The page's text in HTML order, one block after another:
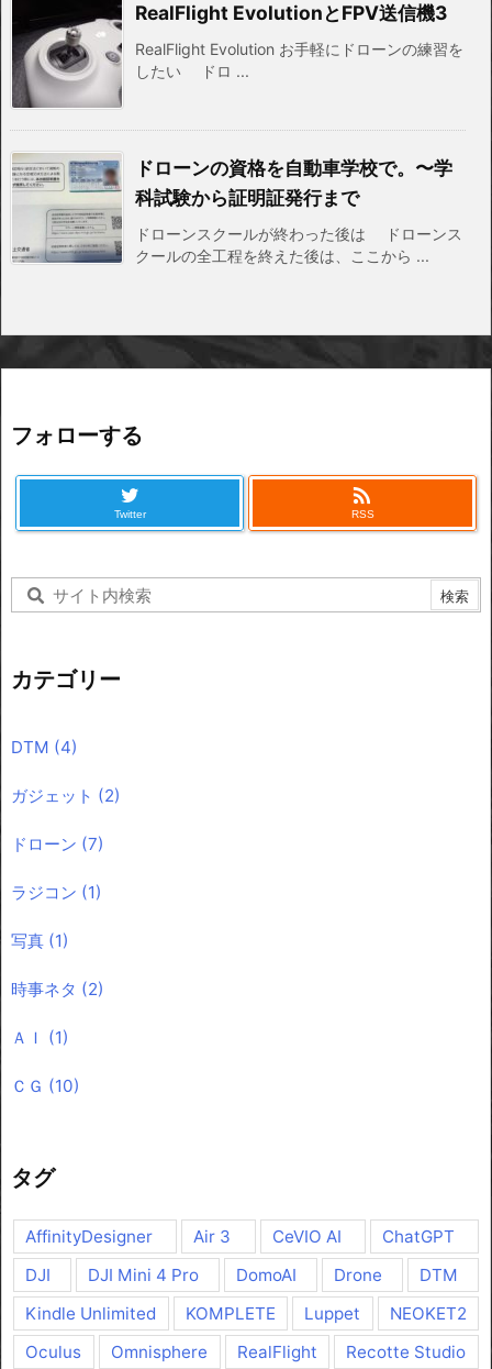
RealFlight EvolutionとFPV送信機3
RealFlight Evolution お手軽にドローンの練習を
したい ドロ ...
ドローンの資格を自動車学校で。〜学
科試験から証明証発行まで
ドローンスクールが終わった後は ドローンス
クールの全工程を終えた後は、ここから ...
フォローする
Twitter

RSS
カテゴリー
DTM (4)
ガジェット (2)
ドローン (7)
ラジコン (1)
写真 (1)
時事ネタ (2)
ＡＩ (1)
ＣＧ (10)
タグ
AffinityDesigner Air 3 CeVIO AI
ChatGPT
DJI
DJI Mini 4 Pro DomoAI Drone
DTM
Kindle Unlimited
KOMPLETE Luppet
NEOKET2
Oculus
Omnisphere RealFlight
Recotte Studio